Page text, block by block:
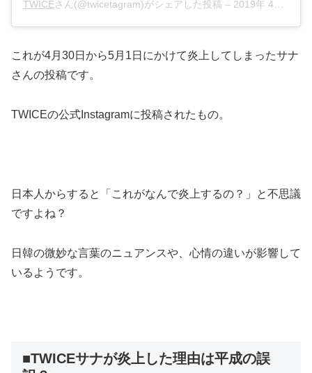
TWICEさん(@twicetagram)がシェアした投稿 – 2019年 4月月30日午前3時00分PDT
これが4月30日から5月1日にかけて炎上してしまったサナ
さんの投稿です。
TWICEの公式Instagramに投稿されたもの。
日本人からすると「これがなんで炎上するの？」と不思議
ですよね？
日韓の微妙な言葉のニュアンスや、心情の違いが影響して
いるようです。
■TWICEサナが炎上した理由は平成の誤